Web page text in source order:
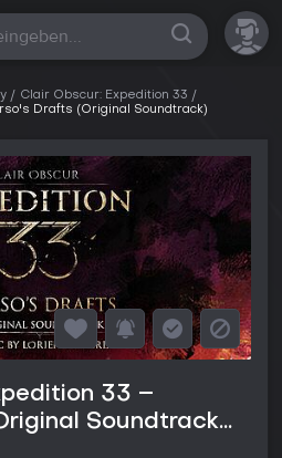
Clair Obscur: Expedition 33
Drafts (Original Soundtrack)
33 –
Soundtrack)